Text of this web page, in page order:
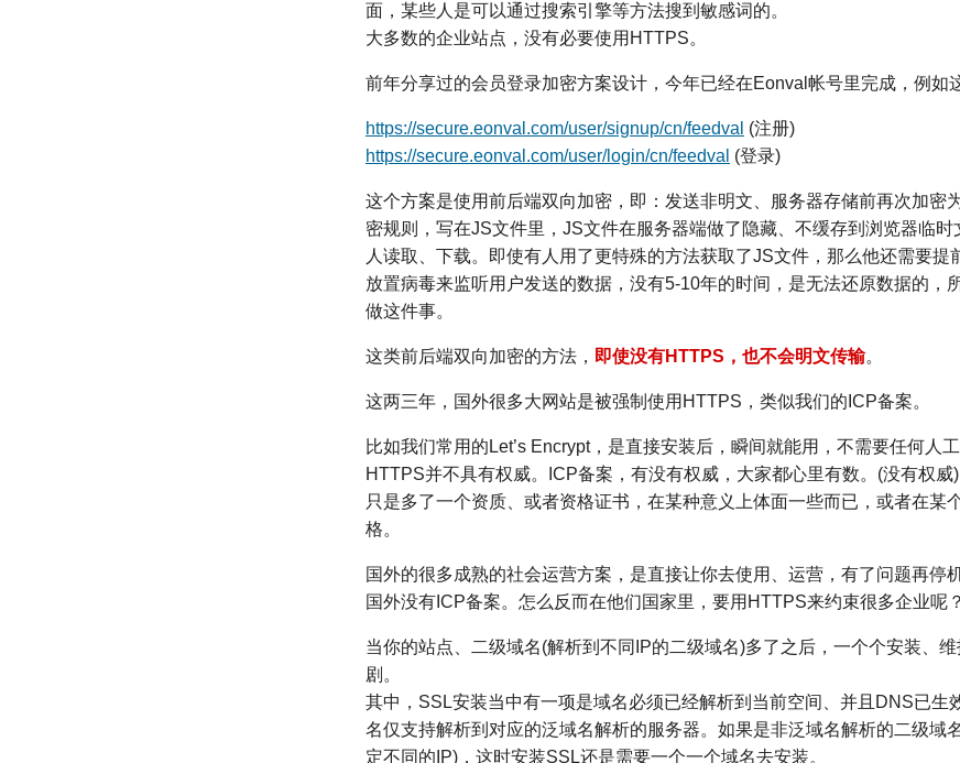
面，某些人是可以通过搜索引擎等方法搜到敏感词的。
大多数的企业站点，没有必要使用HTTPS。
前年分享过的会员登录加密方案设计，今年已经在Eonval帐号里完成，例如
https://secure.eonval.com/user/signup/cn/feedval (注册)
https://secure.eonval.com/user/login/cn/feedval (登录)
这个方案是使用前后端双向加密，即：发送非明文、服务器存储前再次加密
密规则，写在JS文件里，JS文件在服务器端做了隐藏、不缓存到浏览器临
人读取、下载。即使有人用了更特殊的方法获取了JS文件，那么他还需要提
放置病毒来监听用户发送的数据，没有5-10年的时间，是无法还原数据的，
做这件事。
这类前后端双向加密的方法， 即使没有HTTPS，也不会明文传输。
这两三年，国外很多大网站是被强制使用HTTPS，类似我们的ICP备案。
比如我们常用的Let’s Encrypt，是直接安装后，瞬间就能用，不需要任何人工
HTTPS并不具有权威。ICP备案，有没有权威，大家都心里有数。(没有权威)
只是多了一个资质、或者资格证书，在某种意义上体面一些而已，或者在某
格。
国外的很多成熟的社会运营方案，是直接让你去使用、运营，有了问题再停
国外没有ICP备案。怎么反而在他们国家里，要用HTTPS来约束很多企业呢？
当你的站点、二级域名(解析到不同IP的二级域名)多了之后，一个个安装、
剧。
其中，SSL安装当中有一项是域名必须已经解析到当前空间、并且DNS已生
名仅支持解析到对应的泛域名解析的服务器。如果是非泛域名解析的二级域
定不同的IP)，这时安装SSL还是需要一个一个域名去安装。